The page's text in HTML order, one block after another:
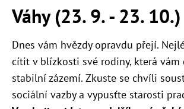
Váhy (23. 9. - 23. 10.)
Dnes vám hvězdy opravdu přejí.
cítit v blízkosti své rodiny, která vám
stabilní zázemí. Zkuste se chvíli
sociální vazby a vypusťte starosti